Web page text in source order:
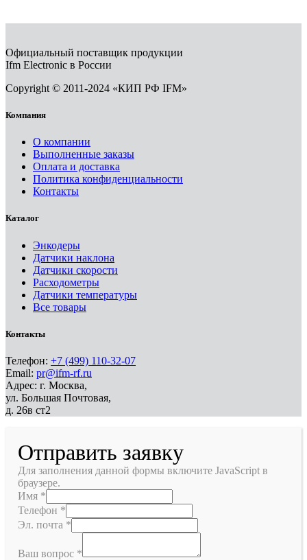
Официальный поставщик продукции
Ifm Electronic в России
Copyright © 2011-2024 «КИП РФ IFM»
Компания
О компании
Выполненные заказы
Оплата и доставка
Политика конфиденциальности
Контакты
Каталог
Энкодеры
Датчики наклона
Датчики скорости
Расходометры
Датчики температуры
Все товары
Контакты
Телефон: +7 (499) 110-32-07
Email: pr@ifm-rf.ru
Адрес: г. Москва,
ул. Большая Почтовая,
д. 26в ст2
Отправить заявку
Для заполнения данной формы включите JavaScript в
браузере.
Имя *
Телефон *
Эл. почта *
Ваш вопрос *